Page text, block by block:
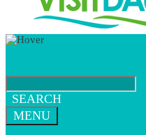
SEARCH
MENU